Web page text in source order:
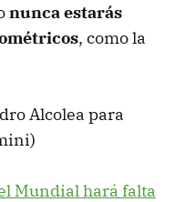
nunca estarás
, como la
Alcolea para
Mundial hará falta